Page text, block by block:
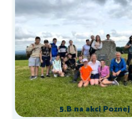
5.B na akci